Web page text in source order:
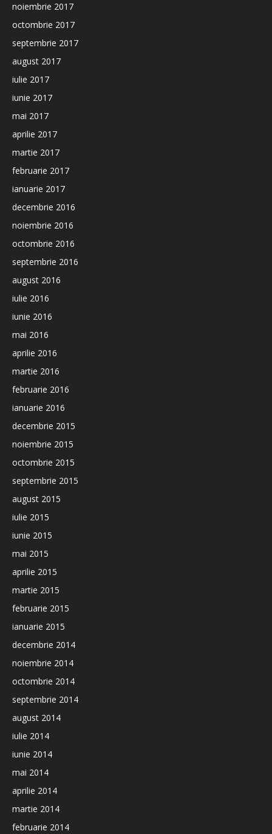
noiembrie 2017
octombrie 2017
septembrie 2017
august 2017
iulie 2017
iunie 2017
mai 2017
aprilie 2017
martie 2017
februarie 2017
ianuarie 2017
decembrie 2016
noiembrie 2016
octombrie 2016
septembrie 2016
august 2016
iulie 2016
iunie 2016
mai 2016
aprilie 2016
martie 2016
februarie 2016
ianuarie 2016
decembrie 2015
noiembrie 2015
octombrie 2015
septembrie 2015
august 2015
iulie 2015
iunie 2015
mai 2015
aprilie 2015
martie 2015
februarie 2015
ianuarie 2015
decembrie 2014
noiembrie 2014
octombrie 2014
septembrie 2014
august 2014
iulie 2014
iunie 2014
mai 2014
aprilie 2014
martie 2014
februarie 2014